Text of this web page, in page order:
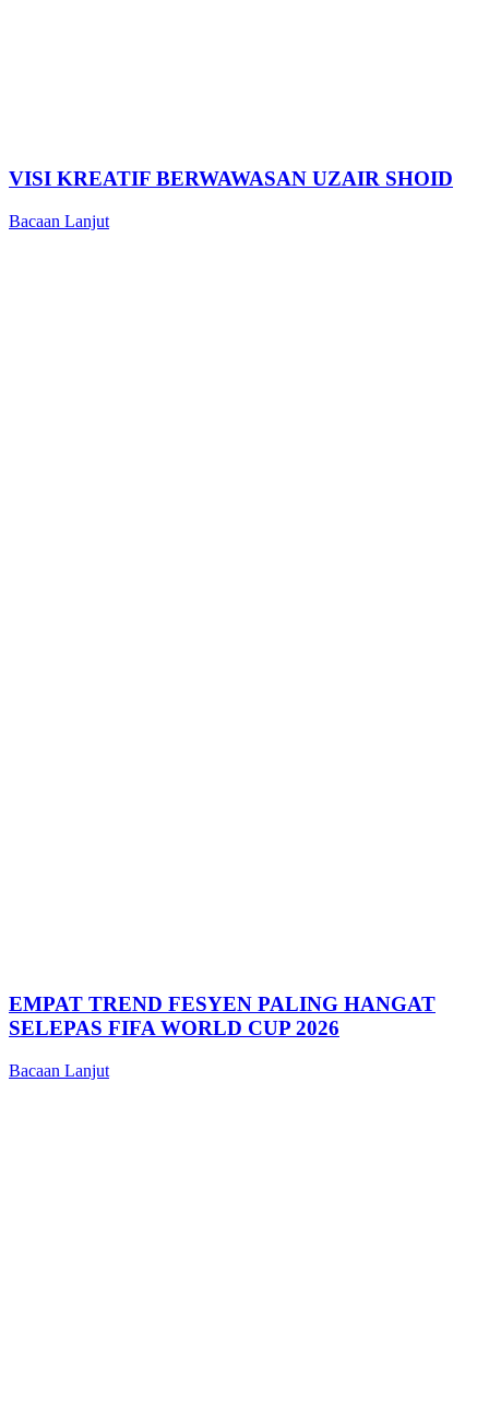
VISI KREATIF BERWAWASAN UZAIR SHOID
Bacaan Lanjut
EMPAT TREND FESYEN PALING HANGAT
SELEPAS FIFA WORLD CUP 2026
Bacaan Lanjut